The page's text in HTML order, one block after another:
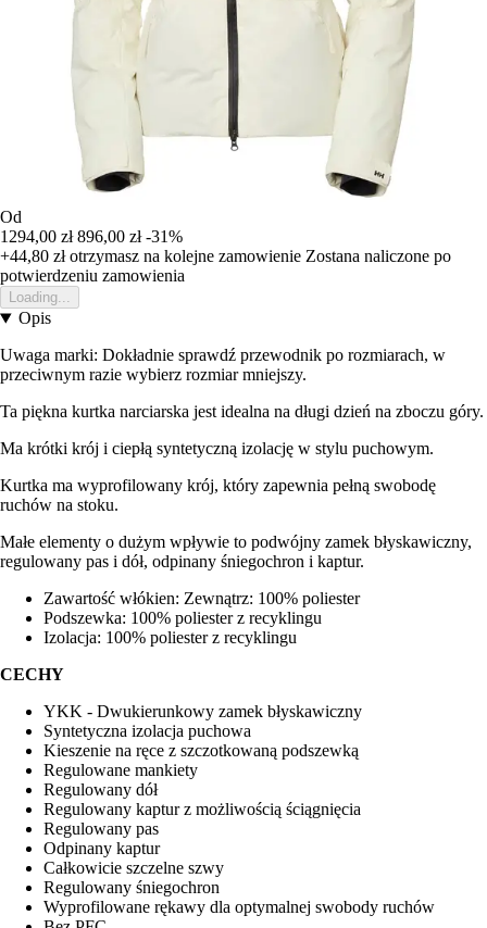
Od
1294,00 zł 896,00 zł -31%
+44,80 złotrzymasz na kolejne zamowienie Zostana naliczone po
potwierdzeniu zamowienia
Loading...
Opis
Uwaga marki: Dokładnie sprawdź przewodnik po rozmiarach, w
przeciwnym razie wybierz rozmiar mniejszy.
Ta piękna kurtka narciarska jest idealna na długi dzień na zboczu góry.
Ma krótki krój i ciepłą syntetyczną izolację w stylu puchowym.
Kurtka ma wyprofilowany krój, który zapewnia pełną swobodę
ruchów na stoku.
Małe elementy o dużym wpływie to podwójny zamek błyskawiczny,
regulowany pas i dół, odpinany śniegochron i kaptur.
Zawartość włókien: Zewnątrz: 100% poliester
Podszewka: 100% poliester z recyklingu
Izolacja: 100% poliester z recyklingu
CECHY
YKK - Dwukierunkowy zamek błyskawiczny
Syntetyczna izolacja puchowa
Kieszenie na ręce z szczotkowaną podszewką
Regulowane mankiety
Regulowany dół
Regulowany kaptur z możliwością ściągnięcia
Regulowany pas
Odpinany kaptur
Całkowicie szczelne szwy
Regulowany śniegochron
Wyprofilowane rękawy dla optymalnej swobody ruchów